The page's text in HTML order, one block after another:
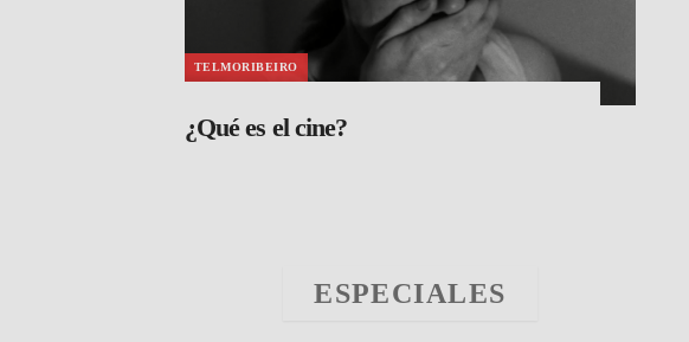
TELMORIBEIRO
¿Qué es el cine?
ESPECIALES